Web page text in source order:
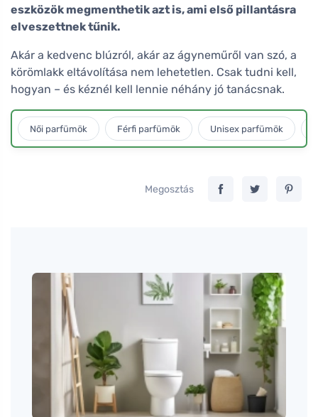
eszközök megmenthetik azt is, ami első pillantásra
elveszettnek tűnik.
Akár a kedvenc blúzról, akár az ágyneműről van szó, a
körömlakk eltávolítása nem lehetetlen. Csak tudni kell,
hogyan – és kéznél kell lennie néhány jó tanácsnak.
Női parfümök Férfi parfümök Unisex parfümök
Megosztás